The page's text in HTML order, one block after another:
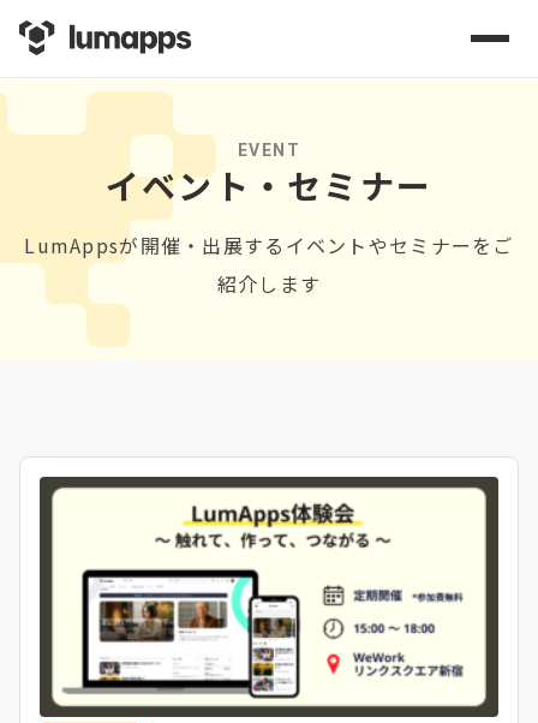
EVENT
イベント・セミナー
LumAppsが開催・出展するイベントやセミナーをご
紹介します